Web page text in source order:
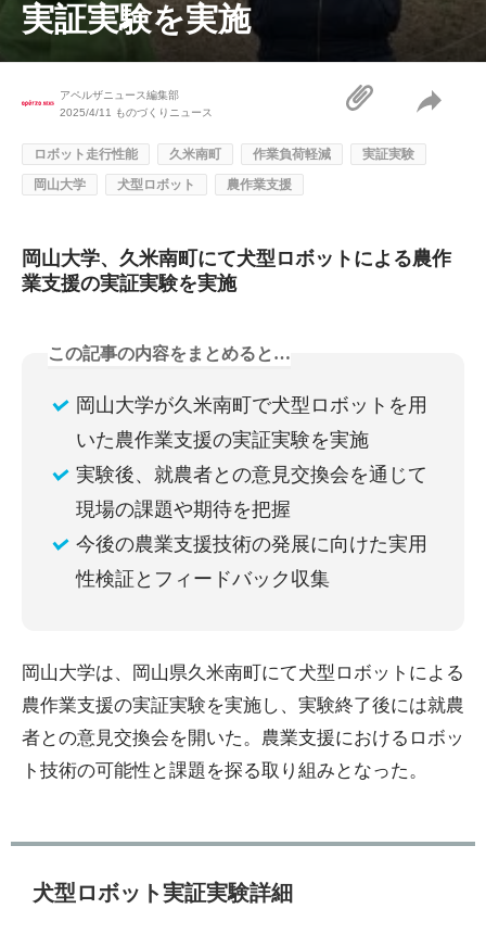
実証実験を実施
アペルザニュース編集部
2025/4/11
ものづくりニュース
ロボット走行性能 久米南町 作業負荷軽減
実証実験
岡山大学
犬型ロボット 農作業支援
岡山大学、久米南町にて犬型ロボットによる農作
業支援の実証実験を実施
この記事の内容をまとめると…
岡山大学が久米南町で犬型ロボットを用
いた農作業支援の実証実験を実施
実験後、就農者との意見交換会を通じて
現場の課題や期待を把握
今後の農業支援技術の発展に向けた実用
性検証とフィードバック収集
岡山大学は、岡山県久米南町にて犬型ロボットによる
農作業支援の実証実験を実施し、実験終了後には就農
者との意見交換会を開いた。農業支援におけるロボッ
ト技術の可能性と課題を探る取り組みとなった。
犬型ロボット実証実験詳細